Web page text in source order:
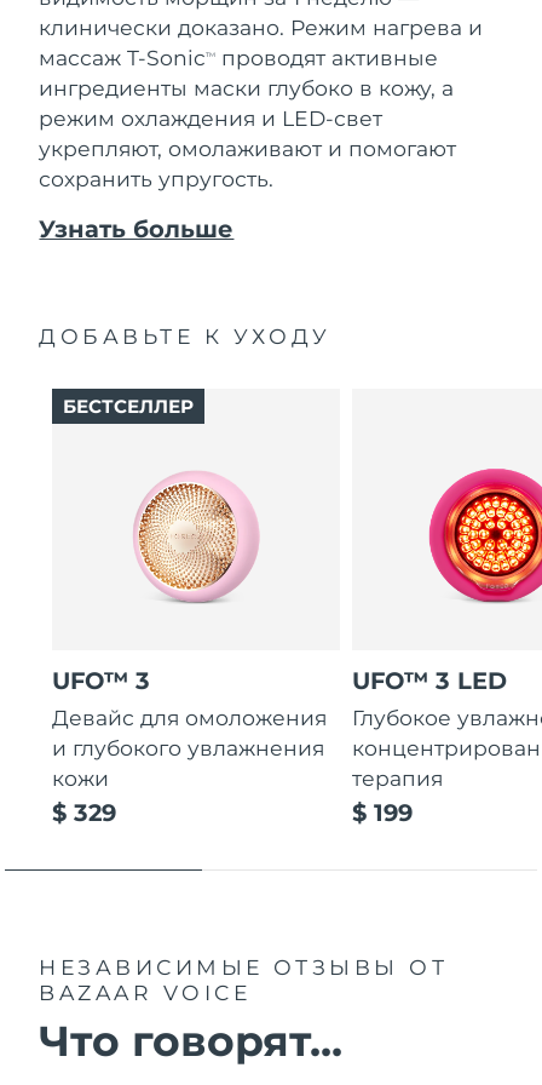
клинически доказано. Режим нагрева и
массаж T-SonicTM
проводят активные
ингредиенты маски глубоко в кожу, а
режим охлаждения и LED-свет
укрепляют, омолаживают и помогают
сохранить упругость.
Узнать больше
ДОБАВЬТЕ К УХОДУ
UFO™ 3
Девайс для омоложения
и глубокого увлажнения
кожи
$ 329
БЕСТСЕЛЛЕР
UFO™ 3 LED
Глубокое
терапия
$ 199
НЕЗАВИСИМЫЕ ОТЗЫВЫ
ОТ
BAZAAR VOICE
Что говорят...